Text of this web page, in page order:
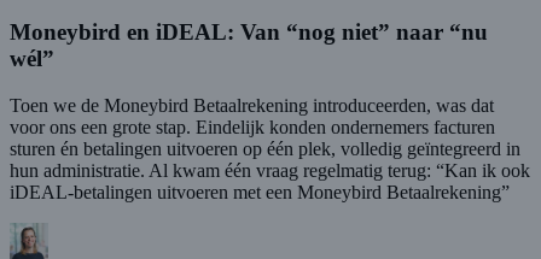
Moneybird en iDEAL: Van “nog niet” naar “nu
wél”
Toen we de Moneybird Betaalrekening introduceerden, was dat
voor ons een grote stap. Eindelijk konden ondernemers facturen
sturen én betalingen uitvoeren op één plek, volledig geïntegreerd in
hun administratie. Al kwam één vraag regelmatig terug: “Kan ik ook
iDEAL-betalingen uitvoeren met een Moneybird Betaalrekening”